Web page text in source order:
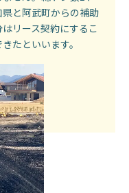
と阿武町からの補助
リース契約にするこ
たといいます。